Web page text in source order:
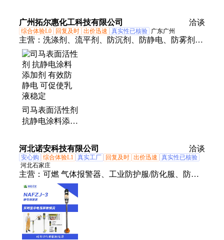
防 使用寿命长
华胜迎鑫
广州拓尔惠化工科技有限公司 洽谈
综合体验L0 回复及时 出价迅速 真实性已核验 广东广州
主营： 洗涤剂、流平剂、防沉剂、防静电、防雾剂、
涂层剂、防雾涂层、防水涂层、涂料助剂、有机溶
剂、防雾镀膜、防护口罩、纳米涂层、防雾涂料、防
水涂料、表面活性剂、多功能助剂、水性分散剂、防
水驱水剂、涂料成膜助剂、玻璃薄膜涂层、防汗防腐
蚀涂料、涂料油墨分散剂、汽车玻璃防雾剂、玻璃纳
米防雾涂层、线路板防水涂层
司马表面活性剂
抗静电涂料添加
可促使乳液稳定
河北诺安科技有限公司 洽谈
安心购 综合体验L1 真实工厂 回复及时 出价迅速
真实性已核验
河北石家庄
主营： 可燃 气体报警器、工业防护服/防化服、防爆
长管呼吸器、防静电、正压式空气呼吸器、洗眼器、
空气呼吸器充气泵、静电消除器、送风式长管呼吸
器、消防防化服/全封闭、无线磁吸气体报警器、食堂
餐饮燃气报警器、工商户可燃气体报警器、长管呼吸
器、消防员防化服、半封闭防护服、轻型防化服、防